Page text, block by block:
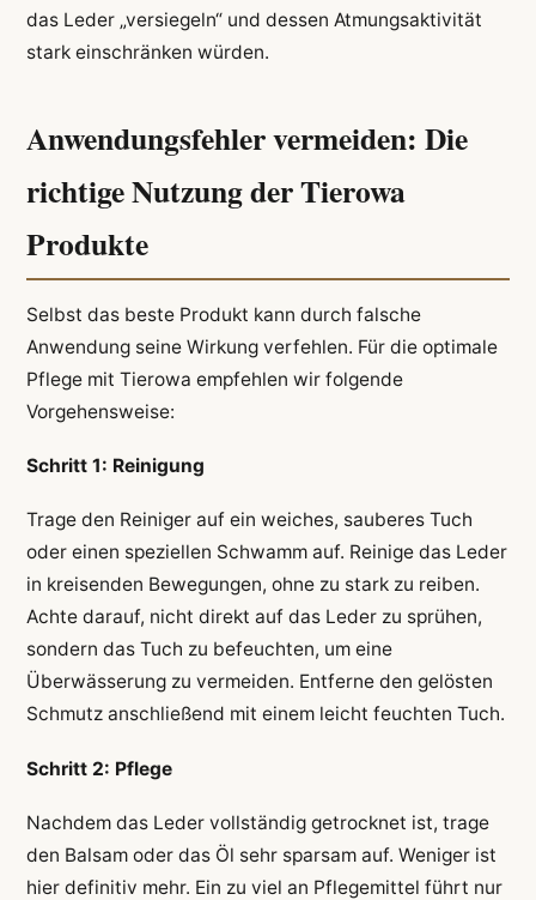
das Leder „versiegeln“ und dessen Atmungsaktivität
stark einschränken würden.
Anwendungsfehler vermeiden: Die
richtige Nutzung der Tierowa
Produkte
Selbst das beste Produkt kann durch falsche
Anwendung seine Wirkung verfehlen. Für die optimale
Pflege mit Tierowa empfehlen wir folgende
Vorgehensweise:
Schritt 1: Reinigung
Trage den Reiniger auf ein weiches, sauberes Tuch
oder einen speziellen Schwamm auf. Reinige das Leder
in kreisenden Bewegungen, ohne zu stark zu reiben.
Achte darauf, nicht direkt auf das Leder zu sprühen,
sondern das Tuch zu befeuchten, um eine
Überwässerung zu vermeiden. Entferne den gelösten
Schmutz anschließend mit einem leicht feuchten Tuch.
Schritt 2: Pflege
Nachdem das Leder vollständig getrocknet ist, trage
den Balsam oder das Öl sehr sparsam auf. Weniger ist
hier definitiv mehr. Ein zu viel an Pflegemittel führt nur